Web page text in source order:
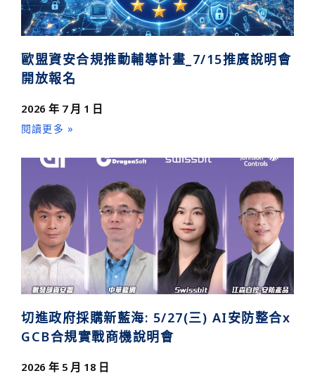
歐盟資安合規推動輔導計畫_7/15推廣說明會
開放報名
2026 年 7 月 1 日
閱讀更多 »
切進政府採購新藍海: 5/27(三) AI安防整合x
GCB合規實戰商機說明會
2026 年 5 月 18 日